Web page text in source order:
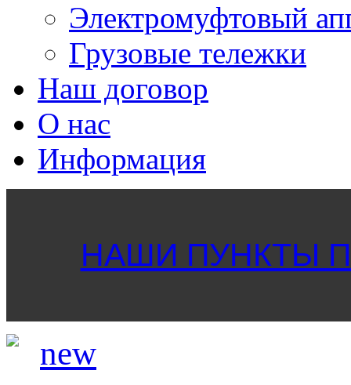
Электромуфтовый
Грузовые тележки
Наш договор
О нас
Информация
НАШИ ПУНКТЫ